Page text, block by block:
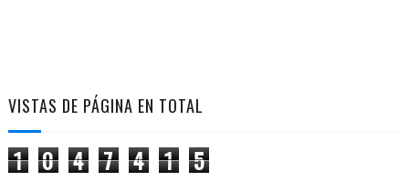
VISTAS DE PÁGINA EN TOTAL
1 0 4 7 4 1 5